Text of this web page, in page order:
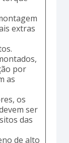
extras
por
as
os
ser
das
de alto